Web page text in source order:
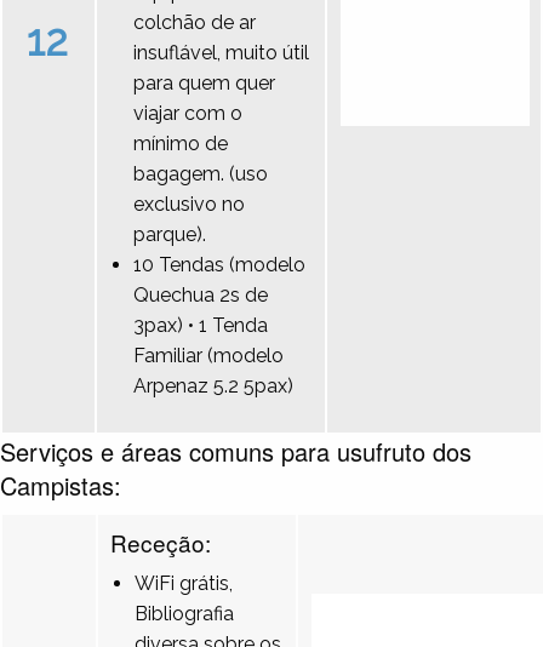
12
colchão de ar
insuflável, muito útil
para quem quer
viajar com o
mínimo de
bagagem. (uso
exclusivo no
parque).
10 Tendas (modelo
Quechua 2s de
3pax) • 1 Tenda
Familiar (modelo
Arpenaz 5.2 5pax)
Serviços e áreas comuns para usufruto dos
Campistas:
Receção:
WiFi grátis,
Bibliografia